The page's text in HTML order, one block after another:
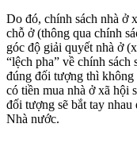
Do đó, chính sách nhà ở
chỗ ở (thông qua chính
góc độ giải quyết nhà ở
“lệch pha” về chính
đúng đối tượng thì không
có tiền mua nhà ở xã hội
đối tượng sẽ bắt tay
Nhà nước.